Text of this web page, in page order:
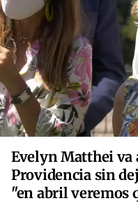
Evelyn Matthei va
Providencia sin
"en abril veremos